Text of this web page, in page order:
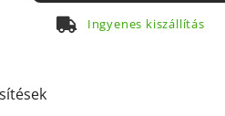
Ingyenes kiszállítás